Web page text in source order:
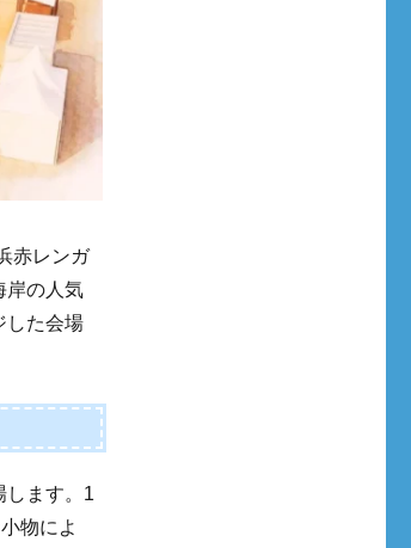
赤レンガ
岸の人気
した会場
します。1
物によ